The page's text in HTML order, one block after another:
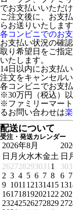
でお支払いいただけ
ご注文後に、お支
らお送りいたします
各コンビニでのお
お支払い状況の確
取り希望日をご指
いたします。
14日以内にお支払
注文をキャンセルい
各コンビニでお支
※30万円（税込）
※ファミリーマー
るお問い合わせは
配送について
受注・発送カレンダー
2026年8月
日 月 火水木金土
262728293031 1
2 3 4 5 6 7 8
9 1011 12131415
161718192021 22
23242526272829
日
30
6 7
13
20
27